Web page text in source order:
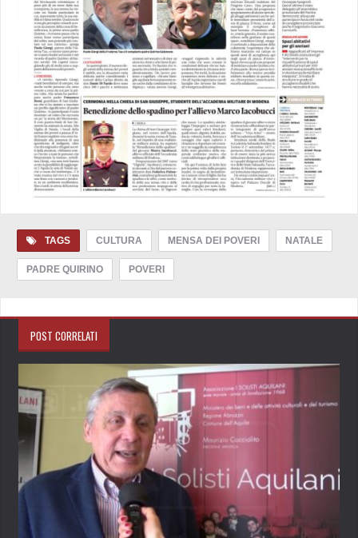
TAGS CULTURA MENSA DEI POVERI NATALE
PADRE QUIRINO POVERI
POST CORRELATI